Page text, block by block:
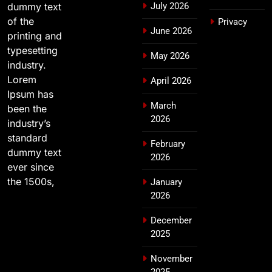
dummy text
of the
printing and
typesetting
industry.
Lorem
Ipsum has
been the
industry’s
standard
dummy text
ever since
the 1500s,
July 2026
June 2026
May 2026
April 2026
March
2026
February
2026
January
2026
December
2025
November
Privacy